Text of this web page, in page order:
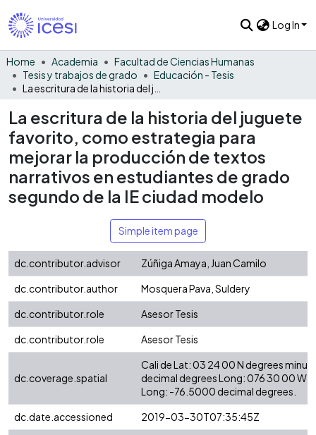
Log In
Home Academia
Facultad de Ciencias Humanas
Tesis y trabajos de grado
Educación - Tesis
La escritura de la historia del juguete
favorito, como estrategia para
mejorar la producción de textos
narrativos en estudiantes de grado
segundo de la IE ciudad modelo
Simple item page
dc.contributor.advisor
Zúñiga Amaya, Juan Camilo
dc.contributor.author
Mosquera Pava, Suldery
dc.contributor.role
Asesor Tesis
dc.contributor.role
Asesor Tesis
dc.coverage.spatial
Cali de Lat: 03 24 00 N degrees
decimal degrees Long: 076 30 00 W
Long: -76.5000 decimal degrees.
dc.date.accessioned
2019-03-30T07:35:45Z